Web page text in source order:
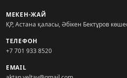
МЕКЕН-ЖАЙ
ҚР, Астана қаласы, Әбікен Бектұров
ТЕЛЕФОН
+7 701 933 8520
EMAIL